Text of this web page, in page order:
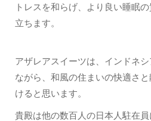
トレスを和らげ、より良い睡眠
立ちます。
アザレアスイーツは、インドネ
ながら、和風の住まいの快適さ
けると思います。
貴殿は他の数百人の日本人駐在